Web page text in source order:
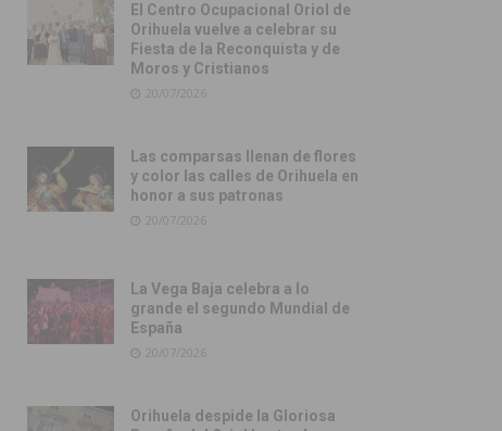
El Centro Ocupacional Oriol de
Orihuela vuelve a celebrar su
Fiesta de la Reconquista y de
Moros y Cristianos
20/07/2026
Las comparsas llenan de flores
y color las calles de Orihuela en
honor a sus patronas
20/07/2026
La Vega Baja celebra a lo
grande el segundo Mundial de
España
20/07/2026
Orihuela despide la Gloriosa